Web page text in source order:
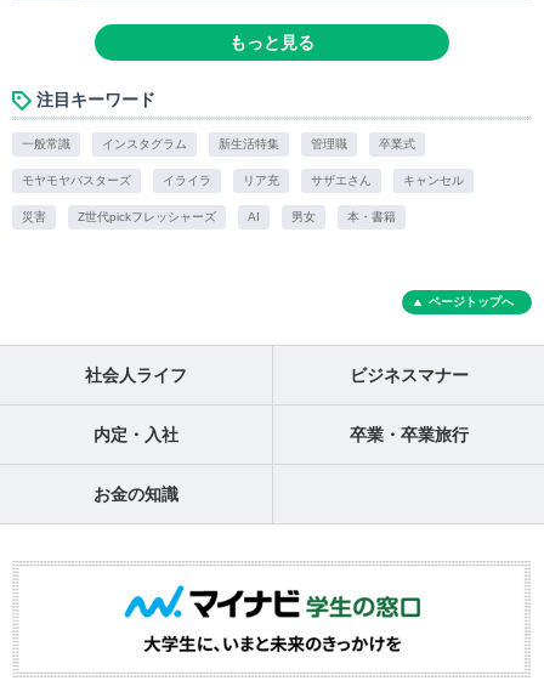
もっと見る
注目キーワード
一般常識 インスタグラム 新生活特集 管理職 卒業式
モヤモヤバスターズ イライラ リア充 サザエさん キャンセル
災害 Z世代pickフレッシャーズ AI 男女 本・書籍
ページトップへ
社会人ライフ ビジネスマナー
内定・入社 卒業・卒業旅行
お金の知識